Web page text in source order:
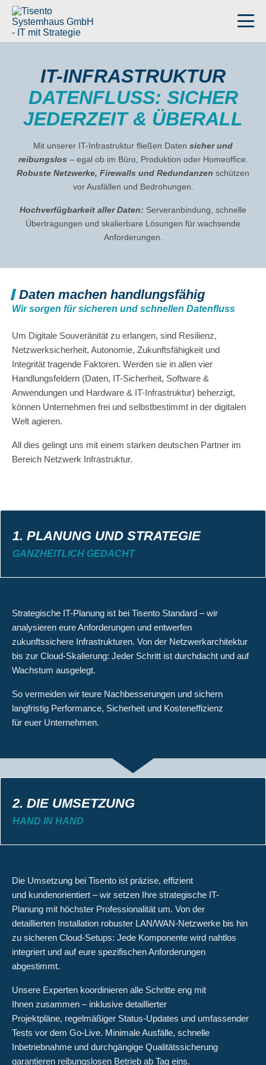
IT-INFRASTRUKTUR
DATENFLUSS: SICHER
JEDERZEIT & ÜBERALL
Mit unserer IT-Infrastruktur fließen Daten sicher und
reibungslos – egal ob im Büro, Produktion oder Homeoffice.
Robuste Netzwerke, Firewalls und Redundanzen schützen
vor Ausfällen und Bedrohungen.
Hochverfügbarkeit aller Daten: Serveranbindung, schnelle
Übertragungen und skalierbare Lösungen für wachsende
Anforderungen.
Daten machen handlungsfähig
Wir sorgen für sicheren und schnellen Datenfluss
Um Digitale Souveränität zu erlangen, sind Resilienz,
Netzwerksicherheit, Autonomie, Zukunftsfähigkeit und
Integrität tragende Faktoren. Werden sie in allen vier
Handlungsfeldern (Daten, IT-Sicherheit, Software &
Anwendungen und Hardware & IT-Infrastruktur) beherzigt,
können Unternehmen frei und selbstbestimmt in der digitalen
Welt agieren.
All dies gelingt uns mit einem starken deutschen Partner im
Bereich Netzwerk Infrastruktur.
1. PLANUNG UND STRATEGIE
GANZHEITLICH GEDACHT
Strategische IT-Planung ist bei Tisento Standard – wir
analysieren eure Anforderungen und entwerfen
zukunftssichere Infrastrukturen. Von der Netzwerkarchitektur
bis zur Cloud-Skalierung: Jeder Schritt ist durchdacht und auf
Wachstum ausgelegt.
So vermeiden wir teure Nachbesserungen und sichern
langfristig Performance, Sicherheit und Kosteneffizienz
für euer Unternehmen.
2. DIE UMSETZUNG
HAND IN HAND
Die Umsetzung bei Tisento ist präzise, effizient
und kundenorientiert – wir setzen Ihre strategische IT-
Planung mit höchster Professionalität um. Von der
detaillierten Installation robuster LAN/WAN-Netzwerke bis hin
zu sicheren Cloud-Setups: Jede Komponente wird nahtlos
integriert und auf eure spezifischen Anforderungen
abgestimmt.
Unsere Experten koordinieren alle Schritte eng mit
Ihnen zusammen – inklusive detaillierter
Projektpläne, regelmäßiger Status-Updates und umfassender
Tests vor dem Go-Live. Minimale Ausfälle, schnelle
Inbetriebnahme und durchgängige Qualitätssicherung
garantieren reibungslosen Betrieb ab Tag eins.